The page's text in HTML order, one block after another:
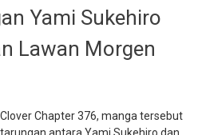
Yami Sukehiro
Lawan Morgen
Chapter 376, manga tersebut